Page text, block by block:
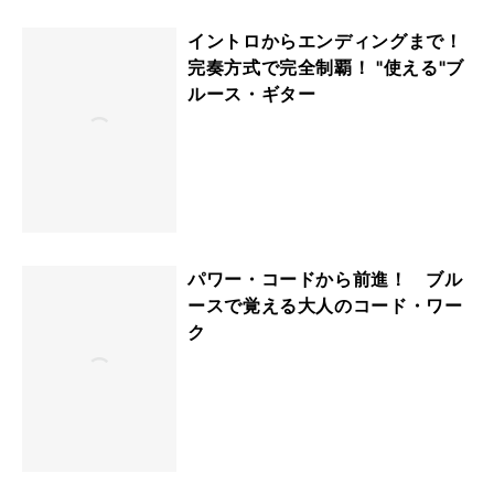
イントロからエンディングまで！
完奏方式で完全制覇！ "使える"ブ
ルース・ギター
パワー・コードから前進！ ブル
ースで覚える大人のコード・ワー
ク